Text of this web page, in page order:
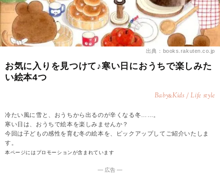
出典：books.rakuten.co.jp
お気に入りを見つけて♪寒い日におうちで楽しみた
い絵本4つ
Baby&Kids / Life style
冷たい風に雪と、おうちから出るのが辛くなる冬……。
寒い日は、おうちで絵本を楽しみませんか？
今回は子どもの感性を育む冬の絵本を、ピックアップしてご紹介いたしま
す。
本ページにはプロモーションが含まれています
― 広告 ―